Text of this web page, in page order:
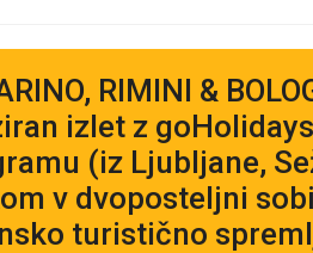
RIMINI &
izlet z
(iz Ljubljane,
v dvoposteljni
turistično